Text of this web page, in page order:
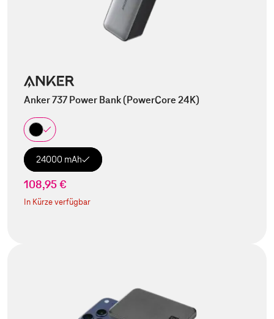
Anker 737 Power Bank (PowerCore 24K)
24000 mAh
108,95 €
In Kürze verfügbar